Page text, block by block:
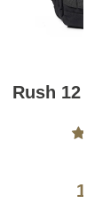
Rush 12